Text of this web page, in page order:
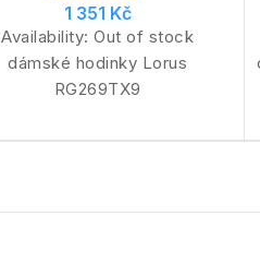
1 351 Kč
Availability:Out of stock
dámské hodinky Lorus
RG269TX9